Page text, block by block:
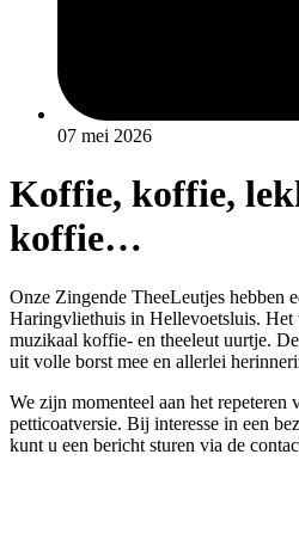
07 mei 2026
Koffie, koffie,
koffie…
Onze Zingende TheeLeutjes hebben
Haringvliethuis in Hellevoetsluis. Het
muzikaal koffie- en theeleut uurtje.
uit volle borst mee en allerlei
We zijn momenteel aan het repeteren
petticoatversie. Bij interesse in een
kunt u een bericht sturen via de